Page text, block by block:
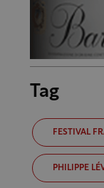
Tag
FESTIVAL
PHILIPPE